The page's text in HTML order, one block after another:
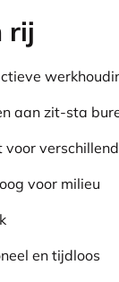
rij
aan zit-sta
voor milieu
en tijdloos